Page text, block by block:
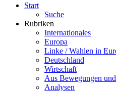
Start
Suche
Rubriken
Internationales
Europa
Linke / Wahlen in
Deutschland
Wirtschaft
Aus Bewegungen
Analysen